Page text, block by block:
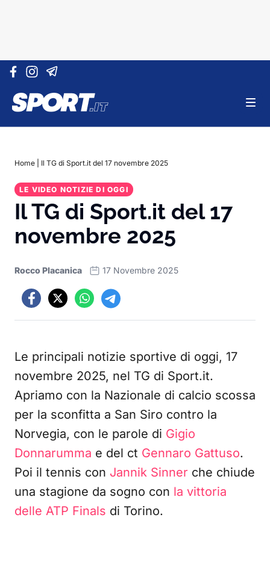
Vai al contenuto
Home Il TG di Sport.it del 17 novembre 2025
LE VIDEO NOTIZIE DI OGGI
Il TG di Sport.it del 17
novembre 2025
Rocco Placanica 17 Novembre 2025
Le principali notizie sportive di oggi, 17
novembre 2025, nel TG di Sport.it.
Apriamo con la Nazionale di calcio scossa
per la sconfitta a San Siro contro la
Norvegia, con le parole di Gigio
Donnarumma e del ct Gennaro Gattuso.
Poi il tennis con Jannik Sinner che chiude
una stagione da sogno con la vittoria
delle ATP Finals di Torino.